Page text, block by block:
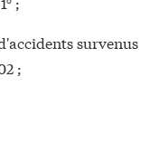
survenus
;